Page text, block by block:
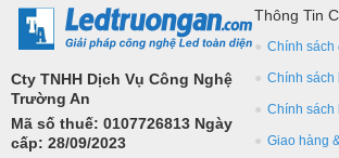
Cty TNHH Dịch Vụ Công Nghệ
Trường An
Mã số thuế: 0107726813 Ngày
cấp: 28/09/2023
Thông Tin
Chính sách
Chính sách
Chính sách
Giao hàng